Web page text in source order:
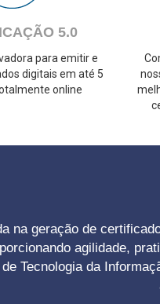
5.0
para emitir e
digitais em até 5
online
na geração de
agilidade,
de Tecnologia da